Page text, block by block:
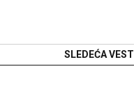
SLEDEĆA VEST